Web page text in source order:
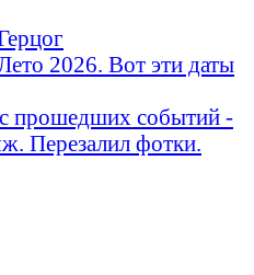
2026. Вот эти даты
прошедших событий -
Перезалил фотки.